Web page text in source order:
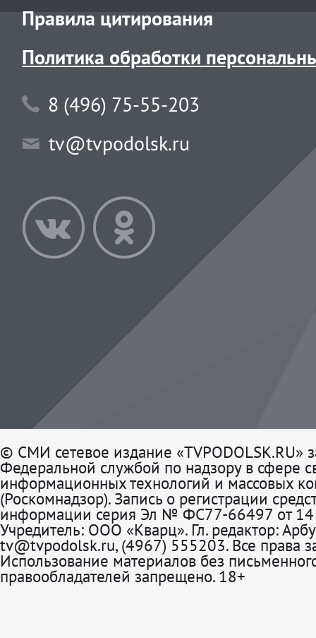
Правила цитирования
Политика обработки
8 (496) 75-55-203
tv@tvpodolsk.ru
© СМИ сетевое издание «TVPODOLSK.RU»
Федеральной службой по надзору в сфере
информационных технологий и массовых
(Роскомнадзор). Запись о регистрации
информации серия Эл № ФС77-66497 от 14
Учредитель: ООО «Кварц». Гл. редактор:
tv@tvpodolsk.ru, (4967) 555203. Все права
Использование материалов без
правообладателей запрещено. 18+